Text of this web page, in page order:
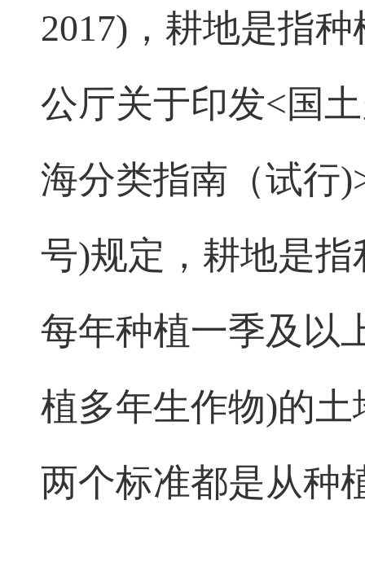
2017)，耕地是指
公厅关于印发<国
海分类指南（试行
号)规定，耕地是
每年种植一季及以
植多年生作物)的
两个标准都是从种